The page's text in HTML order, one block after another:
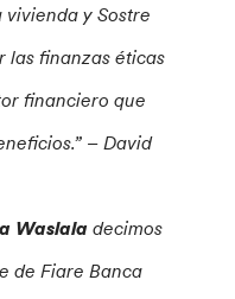
y Sostre
las finanzas éticas
financiero que
– David
Waslala decimos
de Fiare Banca